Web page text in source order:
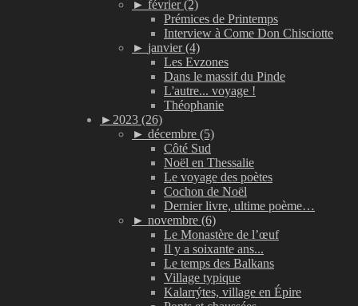
► février (2)
Prémices de Printemps
Interview à Come Don Chisciotte
► janvier (4)
Les Evzones
Dans le massif du Pinde
L'autre... voyage !
Théophanie
► 2023 (26)
► décembre (5)
Côté Sud
Noël en Thessalie
Le voyage des poètes
Cochon de Noël
Dernier livre, ultime poème…
► novembre (6)
Le Monastère de l’œuf
Il y a soixante ans...
Le temps des Balkans
Village typique
Kalarrýtes, village en Épire